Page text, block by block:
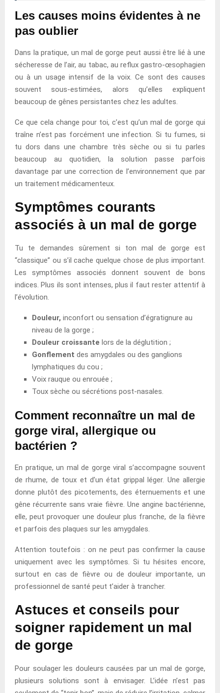
Les causes moins évidentes à ne
pas oublier
Dans la pratique, un mal de gorge peut aussi être lié à une
sécheresse de l’air, au tabac, au reflux gastro-œsophagien
ou à un usage intensif de la voix. Ce sont des causes
souvent sous-estimées, alors qu’elles expliquent
beaucoup de gênes persistantes chez les adultes.
Ce que cela change pour toi, c’est qu’un mal de gorge qui
traîne n’est pas forcément une infection. Si tu fumes, si
tu dors dans une chambre très sèche ou si tu parles
beaucoup au quotidien, la solution passe parfois
davantage par une correction de l’environnement que par
un traitement médicamenteux.
Symptômes courants
associés à un mal de gorge
Tu te demandes sûrement si ton mal de gorge est
“classique” ou s’il cache quelque chose de plus important.
Les symptômes associés donnent souvent de bons
indices. Plus ils sont intenses, plus il faut rester attentif à
l’évolution.
Douleur, inconfort ou sensation d’égratignure au
niveau de la gorge ;
Douleur croissante lors de la déglutition ;
Gonflement des amygdales ou des ganglions
lymphatiques du cou ;
Voix rauque ou enrouée ;
Toux sèche ou sécrétions post-nasales.
Comment reconnaître un mal de
gorge viral, allergique ou
bactérien ?
En pratique, un mal de gorge viral s’accompagne souvent
de rhume, de toux et d’un état grippal léger. Une allergie
donne plutôt des picotements, des éternuements et une
gêne récurrente sans vraie fièvre. Une angine bactérienne,
elle, peut provoquer une douleur plus franche, de la fièvre
et parfois des plaques sur les amygdales.
Attention toutefois : on ne peut pas confirmer la cause
uniquement avec les symptômes. Si tu hésites encore,
surtout en cas de fièvre ou de douleur importante, un
professionnel de santé peut t’aider à trancher.
Astuces et conseils pour
soigner rapidement un mal
de gorge
Pour soulager les douleurs causées par un mal de gorge,
plusieurs solutions sont à envisager. L’idée n’est pas